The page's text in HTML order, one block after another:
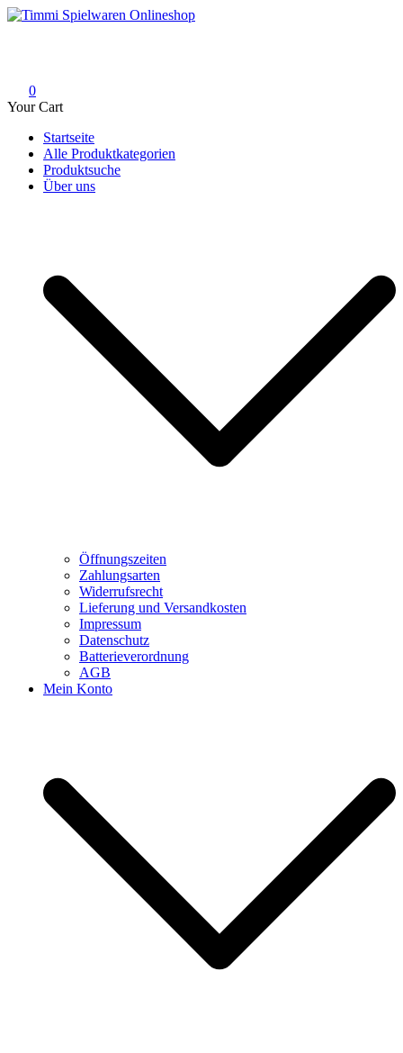
Skip
0
Your Cart
Startseite
Alle Produktkategorien
Produktsuche
Über uns
Öffnungszeiten
Zahlungsarten
Widerrufsrecht
Lieferung und Versandkosten
Impressum
Datenschutz
Batterieverordnung
AGB
Mein Konto